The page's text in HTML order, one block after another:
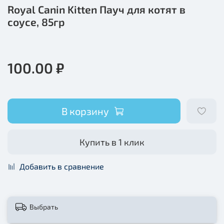
Royal Canin Kitten Пауч для котят в
соусе, 85гр
100.00 ₽
В корзину
Купить в 1 клик
Добавить в сравнение
Выбрать